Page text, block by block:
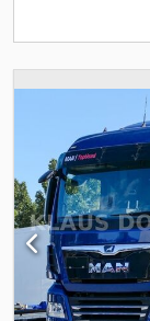
Sonnenschutz
45% * 2.Achse:
Euro + 19%
folgenden
English, français
Zwischenverkauf